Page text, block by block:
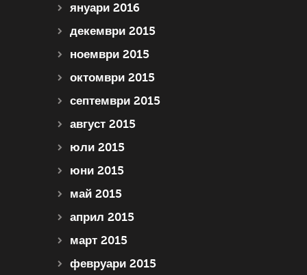
януари 2016
декември 2015
ноември 2015
октомври 2015
септември 2015
август 2015
юли 2015
юни 2015
май 2015
април 2015
март 2015
февруари 2015